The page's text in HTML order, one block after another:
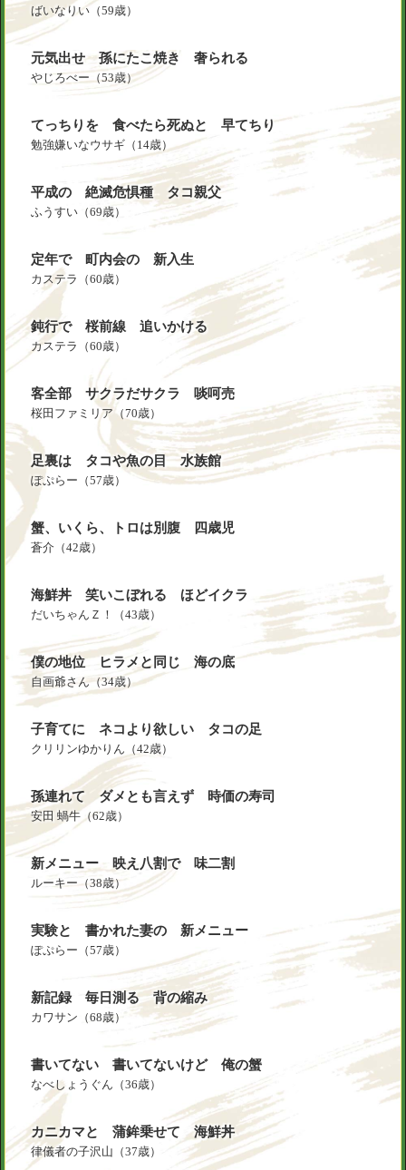
ばいなりい （59歳）
元気出せ 孫にたこ焼き 奢られる
やじろべー（53歳）
てっちりを 食べたら死ぬと 早てちり
勉強嫌いなウサギ （14歳）
平成の 絶滅危惧種 タコ親父
ふうすい （69歳）
定年で 町内会の 新入生
カステラ （60歳）
鈍行で 桜前線 追いかける
カステラ （60歳）
客全部 サクラだサクラ 啖呵売
桜田ファミリア （70歳）
足裏は タコや魚の目 水族館
ぽぷらー （57歳）
蟹、いくら、トロは別腹 四歳児
蒼介 （42歳）
海鮮丼 笑いこぼれる ほどイクラ
だいちゃんＺ！ （43歳）
僕の地位 ヒラメと同じ 海の底
自画爺さん（34歳）
子育てに ネコより欲しい タコの足
クリリンゆかりん （42歳）
孫連れて ダメとも言えず 時価の寿司
安田 蝸牛 （62歳）
新メニュー 映え八割で 味二割
ルーキー （38歳）
実験と 書かれた妻の 新メニュー
ぽぷらー （57歳）
新記録 毎日測る 背の縮み
カワサン （68歳）
書いてない 書いてないけど 俺の蟹
なべしょうぐん （36歳）
カニカマと 蒲鉾乗せて 海鮮丼
律儀者の子沢山 （37歳）